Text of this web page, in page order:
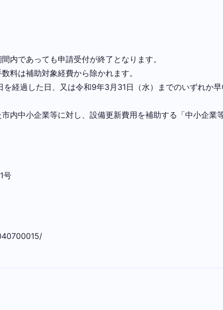
内であっても申請受付が終了となります。
料は補助対象経費から除かれます。
を経過した日、又は令和9年3月31日（水）までのいずれか
内中小企業等に対し、設備更新費用を補助する「中小企
号